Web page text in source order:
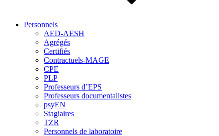
Personnels
AED-AESH
Agrégés
Certifiés
Contractuels-MAGE
CPE
PLP
Professeurs d’EPS
Professeurs documentalistes
psyEN
Stagiaires
TZR
Personnels de laboratoire